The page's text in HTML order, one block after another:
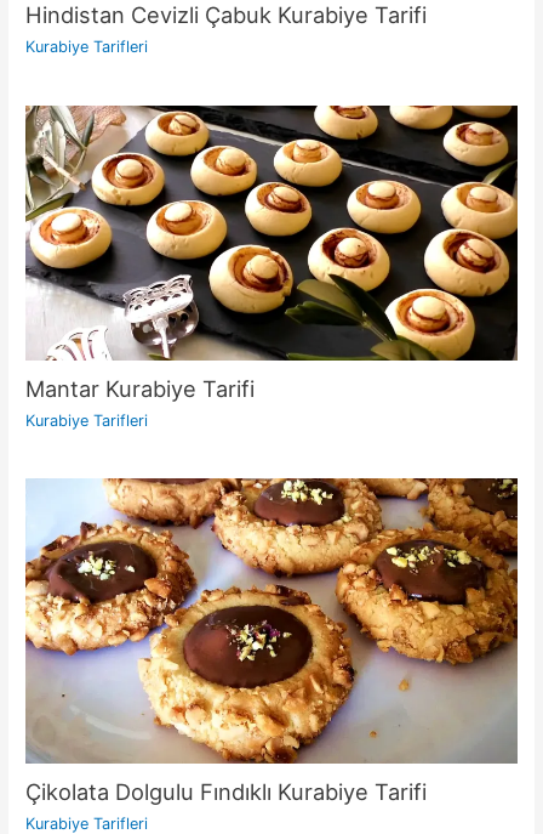
Hindistan Cevizli Çabuk Kurabiye Tarifi
Kurabiye Tarifleri
Mantar Kurabiye Tarifi
Kurabiye Tarifleri
Çikolata Dolgulu Fındıklı Kurabiye Tarifi
Kurabiye Tarifleri